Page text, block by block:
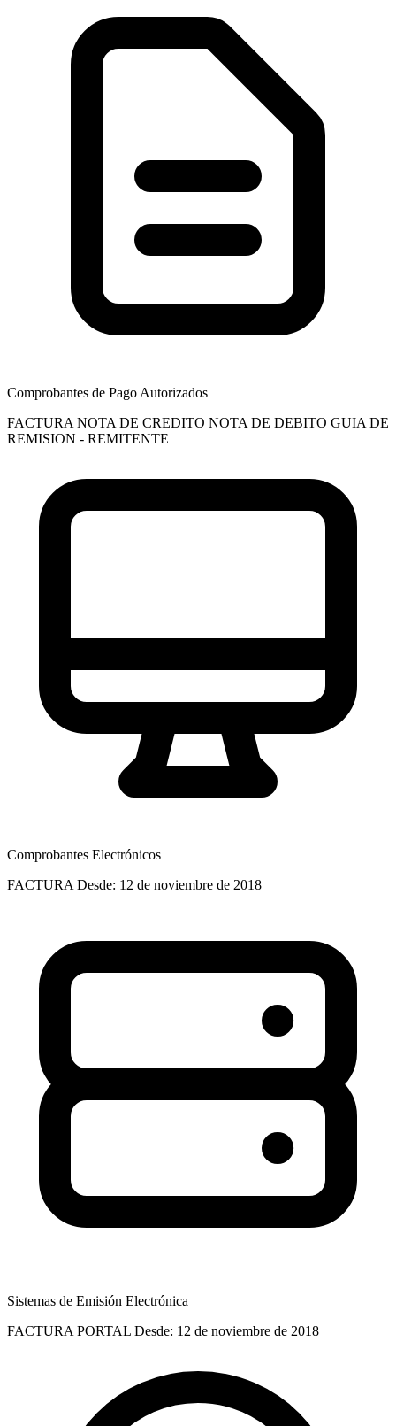
Comprobantes de Pago Autorizados
FACTURA NOTA DE CREDITO NOTA DE DEBITO GUIA DE
REMISION - REMITENTE
Comprobantes Electrónicos
FACTURA Desde: 12 de noviembre de 2018
Sistemas de Emisión Electrónica
FACTURA PORTAL Desde: 12 de noviembre de 2018